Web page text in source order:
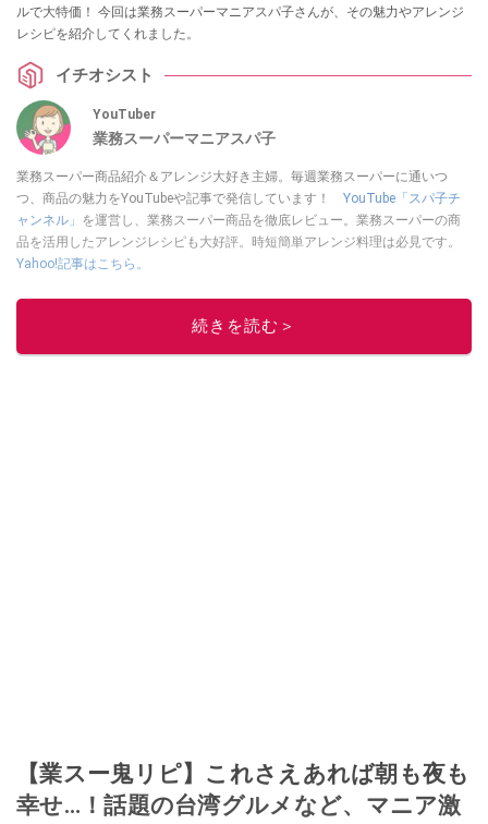
ルで大特価！ 今回は業務スーパーマニアスパ子さんが、その魅力やアレンジ
レシピを紹介してくれました。
イチオシスト
YouTuber
業務スーパーマニアスパ子
業務スーパー商品紹介＆アレンジ大好き主婦。毎週業務スーパーに通いつ
つ、商品の魅力をYouTubeや記事で発信しています！ YouTube「スパ子チ
ャンネル」 を運営し、業務スーパー商品を徹底レビュー。業務スーパーの商
品を活用したアレンジレシピも大好評。時短簡単アレンジ料理は必見です。
Yahoo!記事はこちら。
このイチオシストの他の記事を読む
続きを読む＞
【業スー鬼リピ】これさえあれば朝も夜も
幸せ…！話題の台湾グルメなど、マニア激